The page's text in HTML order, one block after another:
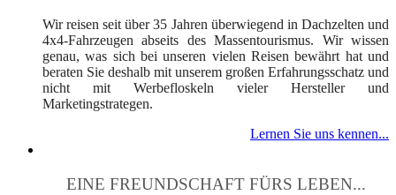
Wir reisen seit über 35 Jahren überwiegend in Dachzelten und
4x4-Fahrzeugen abseits des Massentourismus. Wir wissen
genau, was sich bei unseren vielen Reisen bewährt hat und
beraten Sie deshalb mit unserem großen Erfahrungsschatz und
nicht mit Werbefloskeln vieler Hersteller und
Marketingstrategen.
Lernen Sie uns kennen...
EINE FREUNDSCHAFT FÜRS LEBEN...